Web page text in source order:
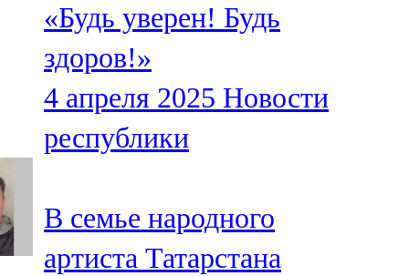
«Будь уверен! Будь
здоров!»
4 апреля 2025 Новости
республики
В семье народного
артиста Татарстана